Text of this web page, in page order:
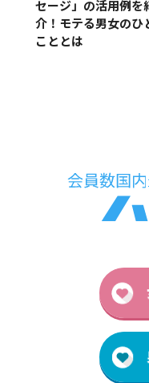
セージ」の活用例を
介！モテる男女のひ
こととは